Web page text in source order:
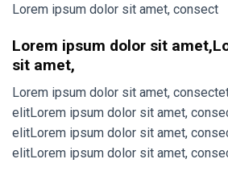
Lorem ipsum dolor sit amet, consect
Lorem ipsum dolor sit
sit amet,
Lorem ipsum dolor sit amet,
elitLorem ipsum dolor sit amet,
elitLorem ipsum dolor sit amet,
elitLorem ipsum dolor sit amet,